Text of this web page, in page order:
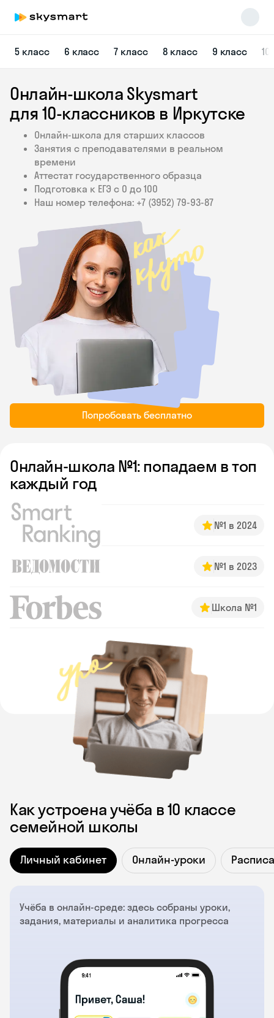
5 класс 6 класс 7 класс 8 класс 9 класс
Онлайн-школа Skysmart
для 10‑классников в Иркутске
Онлайн-школа для старших классов
Занятия с преподавателями в реальном
времени
Аттестат государственного образца
Подготовка к ЕГЭ с 0 до 100
Наш номер телефона: +7 (3952) 79‑93‑87
Попробовать бесплатно
Онлайн-школа №1: попадаем в топ
каждый год
№1 в 2024
№1 в 2023
Школа №1
Как устроена учёба в 10 классе
семейной школы
Личный кабинет Онлайн-уроки
Учёба в онлайн-среде: здесь собраны уроки,
задания, материалы и аналитика прогресса
Skysmart Chat